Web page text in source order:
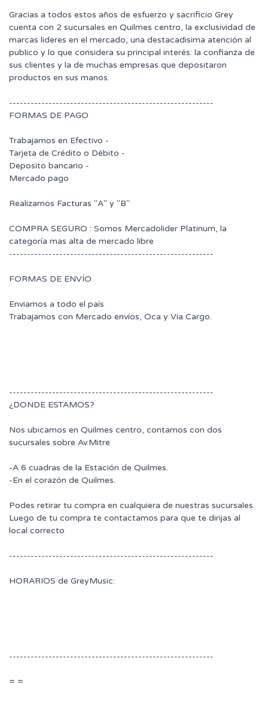
Gracias a todos estos años de esfuerzo y sacrificio Grey
cuenta con 2 sucursales en Quilmes centro, la exclusividad de
marcas lideres en el mercado, una destacadisima atención al
publico y lo que considera su principal interés: la confianza de
sus clientes y la de muchas empresas que depositaron
productos en sus manos.
---------------------------------------------------------
FORMAS DE PAGO
Trabajamos en Efectivo -
Tarjeta de Crédito o Débito -
Deposito bancario -
Mercado pago
Realizamos Facturas "A" y "B"
COMPRA SEGURO : Somos Mercadolider Platinum, la
categoría mas alta de mercado libre
---------------------------------------------------------
FORMAS DE ENVÍO
Enviamos a todo el país
Trabajamos con Mercado envíos, Oca y Vía Cargo.
---------------------------------------------------------
¿DONDE ESTAMOS?
Nos ubicamos en Quilmes centro, contamos con dos
sucursales sobre Av.Mitre
-A 6 cuadras de la Estación de Quilmes.
-En el corazón de Quilmes.
Podes retirar tu compra en cualquiera de nuestras sucursales.
Luego de tu compra te contactamos para que te dirijas al
local correcto
---------------------------------------------------------
HORARIOS de GreyMusic:
---------------------------------------------------------
= =